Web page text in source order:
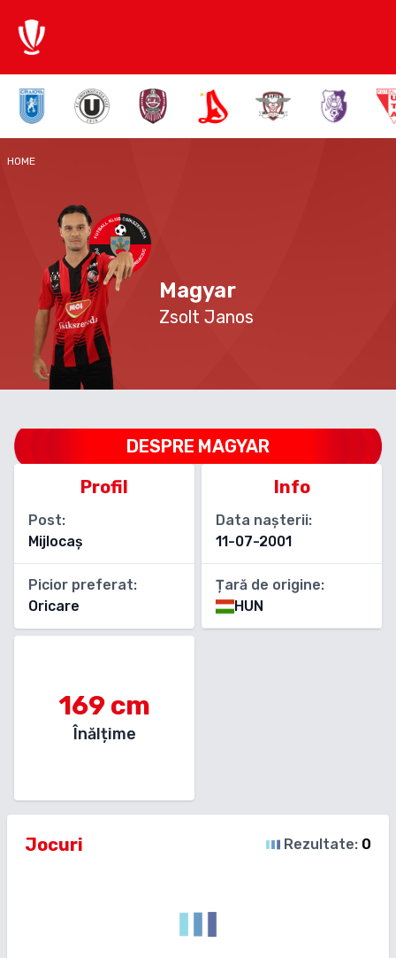
HOME
Magyar
Zsolt Janos
DESPRE MAGYAR
Profil
Post:
Mijlocaș
Picior preferat:
Oricare
Info
Data nașterii:
11-07-2001
Țară de origine:
HUN
169cm
Înălțime
Jocuri Rezultate: 0